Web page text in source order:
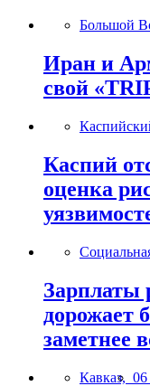
Большой
Иран и
свой
Каспий
оценка
Зарплаты
дорожает
заметнее
Кавказ, 06